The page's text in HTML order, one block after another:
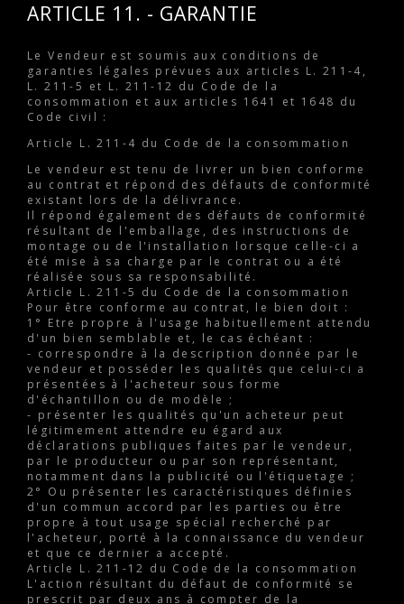
ARTICLE 11. - GARANTIE
Le Vendeur est soumis aux conditions de
garanties légales prévues aux articles L. 211-4,
L. 211-5 et L. 211-12 du Code de la
consommation et aux articles 1641 et 1648 du
Code civil :
Article L. 211-4 du Code de la consommation
Le vendeur est tenu de livrer un bien conforme
au contrat et répond des défauts de conformité
existant lors de la délivrance.
Il répond également des défauts de conformité
résultant de l'emballage, des instructions de
montage ou de l'installation lorsque celle-ci a
été mise à sa charge par le contrat ou a été
réalisée sous sa responsabilité.
Article L. 211-5 du Code de la consommation
Pour être conforme au contrat, le bien doit :
1° Etre propre à l'usage habituellement attendu
d'un bien semblable et, le cas échéant :
- correspondre à la description donnée par le
vendeur et posséder les qualités que celui-ci a
présentées à l'acheteur sous forme
d'échantillon ou de modèle ;
- présenter les qualités qu'un acheteur peut
légitimement attendre eu égard aux
déclarations publiques faites par le vendeur,
par le producteur ou par son représentant,
notamment dans la publicité ou l'étiquetage ;
2° Ou présenter les caractéristiques définies
d'un commun accord par les parties ou être
propre à tout usage spécial recherché par
l'acheteur, porté à la connaissance du vendeur
et que ce dernier a accepté.
Article L. 211-12 du Code de la consommation
L'action résultant du défaut de conformité se
prescrit par deux ans à compter de la